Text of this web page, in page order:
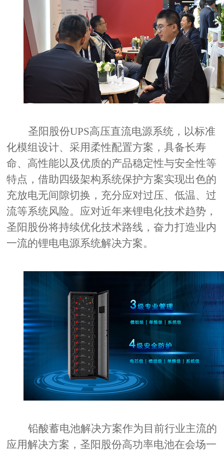
圣阳股份UPS高压直流电源系统，以标准
化模组设计、采用柔性配置方案，具备长寿
命、高性能以及优质的产品稳定性与安全性等
特点，借助四级架构系统保护方案实现出色的
充放电无间隙切换，充分应对过压、低温、过
流等系统风险。应对近年来锂电化技术趋势，
圣阳股份将持续优化技术路线，奋力打造业内
一流的锂电电源系统解决方案。
铅酸蓄电池解决方案作为目前行业主流的
应用解决方案，圣阳股份高功率电池在会场一